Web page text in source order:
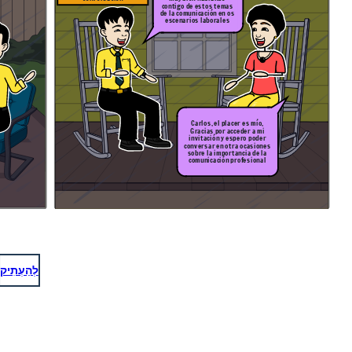
contigo de estos temas
de la comunicación en os
escenarios laborales
Carlos, el placer es mío,
Gracias por acceder a mi
invitación y espero poder
conversar en otra ocasiones
sobre la importancia de la
comunicación profesional
לְהַעְתִיק